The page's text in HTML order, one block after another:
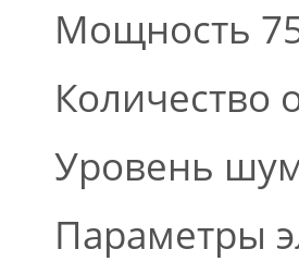
Мощность
Количество
Уровень
Параметры